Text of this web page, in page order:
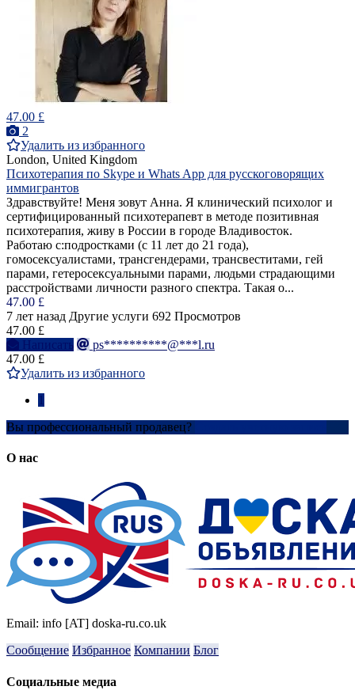
47.00 £
2
Удалить из избранного
London, United Kingdom
Психотерапия по Skype и Whats App для русскоговорящих
иммигрантов
Здравствуйте! Меня зовут Анна. Я клинический психолог и
сертифицированный психотерапевт в методе позитивная
психотерапия, живу в России в городе Владивосток.
Работаю с:подростками (с 11 лет до 21 года),
гомосексуалистами, трансгендерами, трансвеститами, гей
парами, гетеросексуальными парами, людьми страдающими
расстройствами личности разного спектра. Такая о...
47.00 £
7 лет назад Другие услуги 692 Просмотров
47.00 £
Написать
ps**********@***l.ru
47.00 £
Удалить из избранного
Вы профессиональный продавец?
О нас
Email: info [AT] doska-ru.co.uk
Сообщение Избранное Компании Блог
Социальные медиа